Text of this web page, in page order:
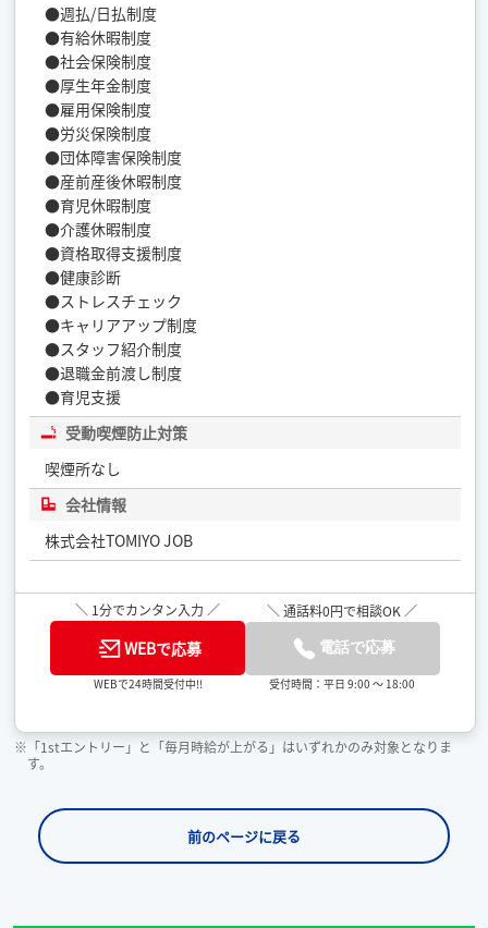
●週払/日払制度
●有給休暇制度
●社会保険制度
●厚生年金制度
●雇用保険制度
●労災保険制度
●団体障害保険制度
●産前産後休暇制度
●育児休暇制度
●介護休暇制度
●資格取得支援制度
●健康診断
●ストレスチェック
●キャリアアップ制度
●スタッフ紹介制度
●退職金前渡し制度
●育児支援
受動喫煙防止対策
喫煙所なし
会社情報
株式会社TOMIYO JOB
＼ 1分でカンタン入力 ／
WEBで応募
WEBで24時間受付中!!
＼ 通話料0円で相談OK ／
電話で応募
受付時間：平日 9:00 ～ 18:00
※「1stエントリー」と「毎月時給が上がる」はいずれかのみ対象となりま
す。
前のページに戻る